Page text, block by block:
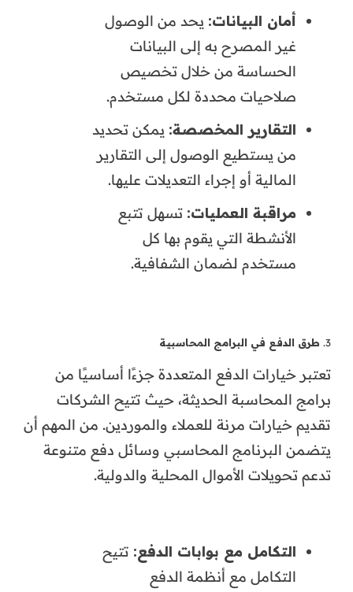
أمان البيانات: يحد من الوصول
غير المصرح به إلى البيانات
الحساسة من خلال تخصيص
صلاحيات محددة لكل مستخدم.
التقارير المخصصة: يمكن تحديد
من يستطيع الوصول إلى التقارير
المالية أو إجراء التعديلات عليها.
مراقبة العمليات: تسهل تتبع
الأنشطة التي يقوم بها كل
مستخدم لضمان الشفافية.
3. طرق الدفع في البرامج المحاسبية
تعتبر خيارات الدفع المتعددة جزءًا أساسيًا من
برامج المحاسبة الحديثة، حيث تتيح الشركات
تقديم خيارات مرنة للعملاء والموردين. من المهم أن
يتضمن البرنامج المحاسبي وسائل دفع متنوعة
تدعم تحويلات الأموال المحلية والدولية.
التكامل مع بوابات الدفع: تتيح
التكامل مع أنظمة الدفع